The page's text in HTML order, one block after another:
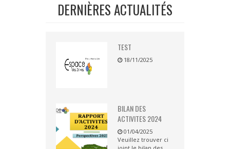
DERNIÈRES ACTUALITÉS
TEST
18/11/2025
BILAN DES
ACTIVITES 2024
01/04/2025
Veuillez trouver ci